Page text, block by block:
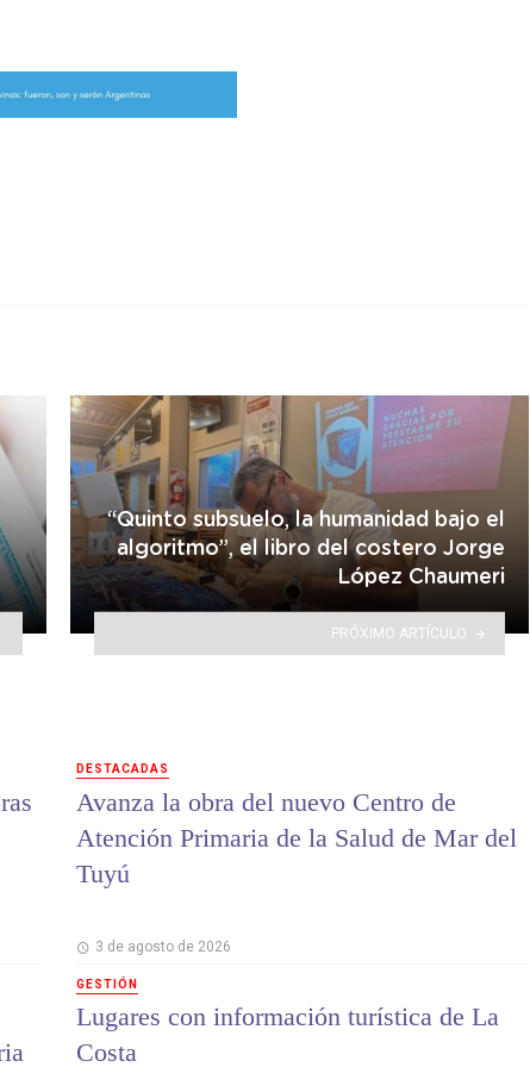
“Quinto subsuelo, la humanidad bajo el
algoritmo”, el libro del costero Jorge
López Chaumeri
PRÓXIMO ARTÍCULO
DESTACADAS
Avanza la obra del nuevo Centro de
Atención Primaria de la Salud de Mar del
Tuyú
3 de agosto de 2026
GESTIÓN
Lugares con información turística de La
Costa